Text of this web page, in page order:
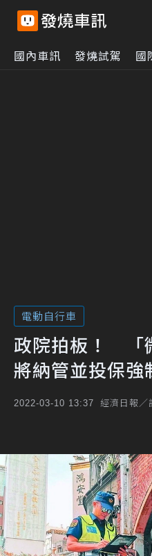
國內車訊 發燒試駕 國
電動自行車
政院拍板！ 「
將納管並投保強
2022-03-10 13:37 經濟日報／